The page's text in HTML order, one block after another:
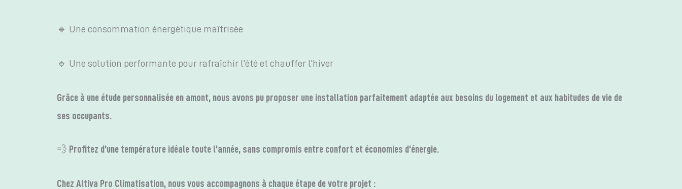
🔹 Une consommation énergétique maîtrisée
🔹 Une solution performante pour rafraîchir l’été et chauffer l’hiver
Grâce à une étude personnalisée en amont, nous avons pu proposer une installation parfaitement adaptée aux besoins du logement et aux habitudes de vie de
ses occupants.
💨 Profitez d’une température idéale toute l’année, sans compromis entre confort et économies d’énergie.
Chez Altiva Pro Climatisation, nous vous accompagnons à chaque étape de votre projet :